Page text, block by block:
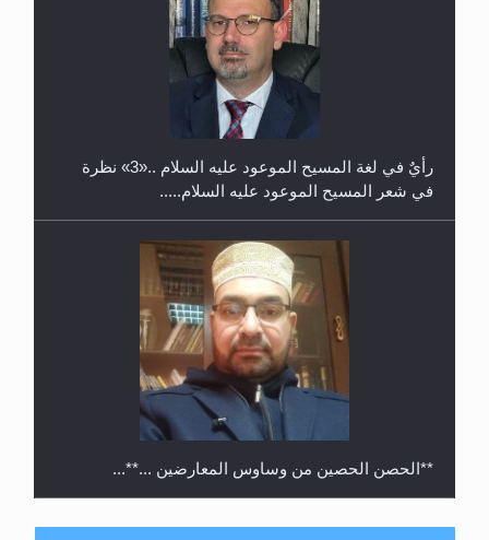
حفل توزيع الشهادات في الجامعة الأحمدية بنيجيريا لعام
رأيٌ في لغة المسيح الموعود عليه السلام ..«3» نظرة
في شعر المسيح الموعود عليه السلام.....
**الحصن الحصين من وساوس المعارضين ...**...